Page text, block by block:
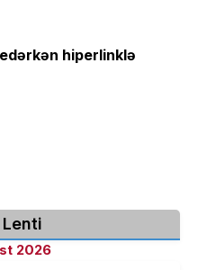
hiperlinklə
2026